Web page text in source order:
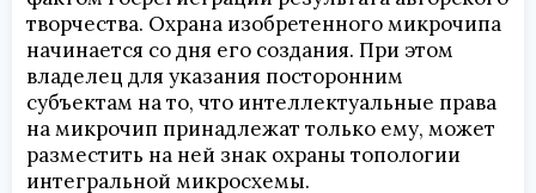
творчества. Охрана изобретенного микрочипа
начинается со дня его создания. При этом
владелец для указания посторонним
субъектам на то, что интеллектуальные права
на микрочип принадлежат только ему, может
разместить на ней знак охраны топологии
интегральной микросхемы.